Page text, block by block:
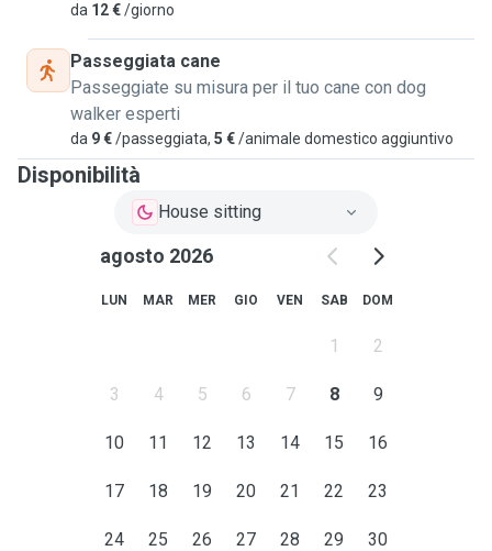
da 12 €/giorno
Passeggiata cane
Passeggiate su misura per il tuo cane con dog
walker esperti
da 9 €/passeggiata, 5 €/animale domestico aggiuntivo
Disponibilità
House sitting
agosto 2026
LUN MAR MER GIO VEN SAB DOM
1 2
3 4 5 6 7 8 9
10 11 12 13 14 15 16
17 18 19 20 21 22 23
24 25 26 27 28 29 30